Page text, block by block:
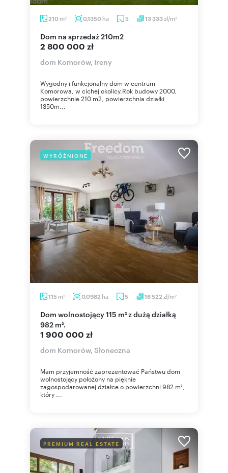
210 m2 0,1350 ha 5 13 333zł/m2
dom na sprzedaż 210m2
2 800 000 zł
dom Komorów, Ireny
Wygodny i funkcjonalny dom w centrum
Komorowa, w cichej okolicy.Rok budowy 2000,
powierzchnie 210 m2, powierzchnia działki
1350m...
WYRÓŻNIONE
115 m2 0,0982 ha 5 16 522 zł/m2
Dom wolnostojący 115 m² z dużą działką
982 m².
1 900 000 zł
dom Komorów, Słoneczna
Mam przyjemność zaprezentować Państwu dom
wolnostojący położony na pięknie
zagospodarowanej działce o powierzchni 982 m²,
który ...
PREMIUM REAL ESTATE